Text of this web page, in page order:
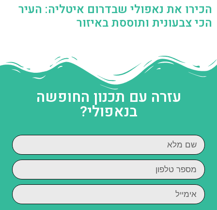
הכירו את נאפולי שבדרום איטליה: העיר
הכי צבעונית ותוססת באיזור
עזרה עם תכנון החופשה
בנאפולי?